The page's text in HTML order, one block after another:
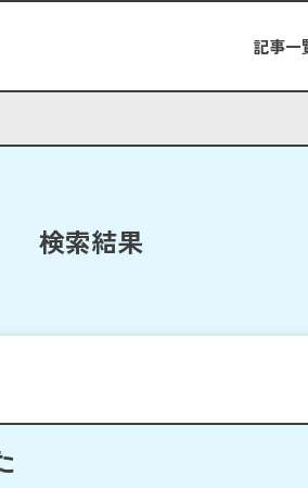
記事一
検索結果